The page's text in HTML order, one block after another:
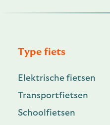
Type fiets
Elektrische fietsen
Transportfietsen
Schoolfietsen